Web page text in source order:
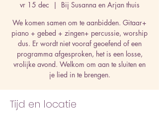
vr 15 dec
  |
Bij Susanna en Arjan thuis
We komen samen om te aanbidden. Gitaar+
piano + gebed + zingen+ percussie, worship
dus. Er wordt niet vooraf geoefend of een
programma afgesproken, het is een losse,
vrolijke avond. Welkom om aan te sluiten en
je lied in te brengen.
Tijd en locatie